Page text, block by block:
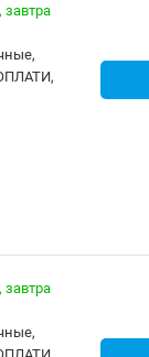
завтра
завтра